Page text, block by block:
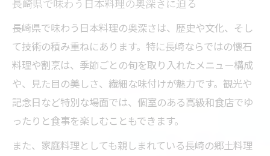
長崎県で味わう日本料理の奥深さに迫る
長崎県で味わう日本料理の奥深さは、歴史や文化、そし
て技術の積み重ねにあります。特に長崎ならではの懐石
料理や割烹は、季節ごとの旬を取り入れたメニュー構成
や、見た目の美しさ、繊細な味付けが魅力です。観光や
記念日など特別な場面では、個室のある高級和食店でゆ
ったりと食事を楽しむこともできます。
また、家庭料理としても親しまれている長崎の郷土料理